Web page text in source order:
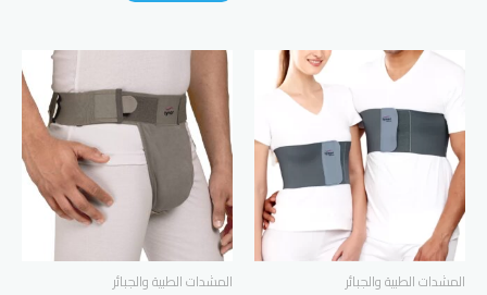
المشدات الطبية والجبائر المشدات الطبية والجبائر